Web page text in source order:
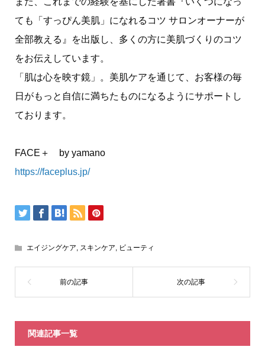
ても「すっぴん美肌」になれるコツ サロンオーナーが
全部教える』を出版し、多くの方に美肌づくりのコツ
をお伝えしています。
「肌は心を映す鏡」。美肌ケアを通じて、お客様の毎
日がもっと自信に満ちたものになるようにサポートし
ております。
FACE＋ by yamano
https://faceplus.jp/
エイジングケア, スキンケア, ビューティ
関連記事一覧